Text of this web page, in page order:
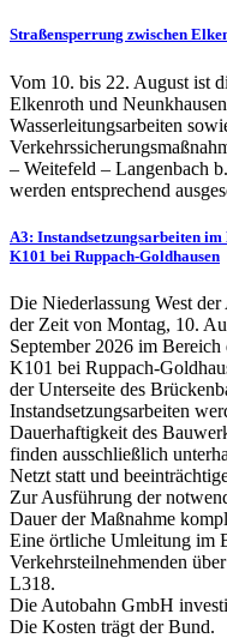
Straßensperrung zwischen
Vom 10. bis 22. August ist
Elkenroth und
Wasserleitungsarbeiten
– Weitefeld – Langenbach
werden entsprechend
A3: Instandsetzungsarbeiten
K101 bei Ruppach-Goldhausen
Die Niederlassung West
der Zeit von Montag, 10.
September 2026 im
K101 bei Ruppach-
der Unterseite des
Instandsetzungsarbeiten
Dauerhaftigkeit des
finden ausschließlich
Netzt statt und
Zur Ausführung der
Dauer der Maßnahme
Eine örtliche Umleitung im
Verkehrsteilnehmenden
L318.
Die Autobahn GmbH
Die Kosten trägt der Bund.